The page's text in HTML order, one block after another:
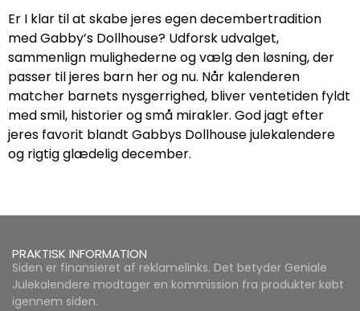
Er I klar til at skabe jeres egen decembertradition
med Gabby’s Dollhouse? Udforsk udvalget,
sammenlign mulighederne og vælg den løsning, der
passer til jeres barn her og nu. Når kalenderen
matcher barnets nysgerrighed, bliver ventetiden fyldt
med smil, historier og små mirakler. God jagt efter
jeres favorit blandt Gabbys Dollhouse julekalendere
og rigtig glædelig december.
PRAKTISK INFORMATION
Siden er finansieret af reklamelinks. Det betyder Geniale
Julekalendere modtager en kommission fra produkter købt
igennem siden.